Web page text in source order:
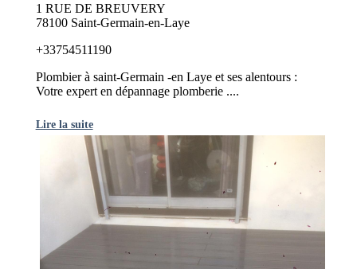
1 RUE DE BREUVERY
78100 Saint-Germain-en-Laye
+33754511190
Plombier à saint-Germain -en Laye et ses alentours :
Votre expert en dépannage plomberie ....
Lire la suite